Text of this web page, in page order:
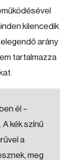
kilencedik
arány
tartalmazza
él –
kék színű
a
meg